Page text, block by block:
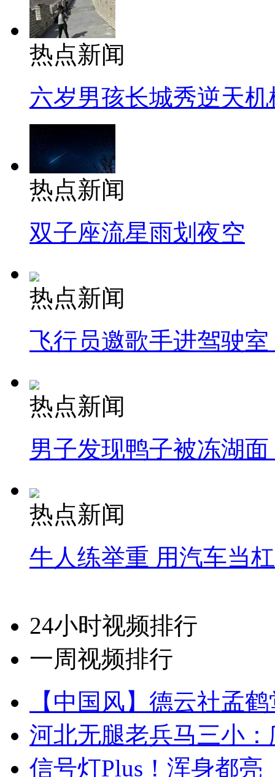
热点新闻
六岁男孩长城秀逆天机
热点新闻
双子座流星雨划夜空
热点新闻
飞行员邀歌手进驾驶
热点新闻
男子发现鸭子被冻湖
热点新闻
牛人练举重 用汽车当
24小时视频排行
一周视频排行
【中国风】德云社孟
河北无腿老兵马三小
信号灯Plus！浑身都亮